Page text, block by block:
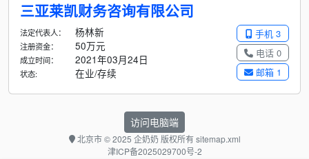
三亚莱凯财务咨询有限公司
手机 3
电话 0
邮箱 1
法定代表人： 杨林新
注册资金： 50万元
成立时间： 2021年03月24日
状态: 在业/存续
访问电脑端
北京市© 2025 企奶奶 版权所有sitemap.xml
津ICP备2025029700号-2